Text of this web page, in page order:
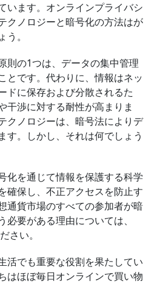
います。オンラインプライバシ
クノロジーと暗号化の方法はが
。
則の1つは、データの集中管理
とです。代わりに、情報はネッ
ドに保存および分散されるた
干渉に対する耐性が高まりま
クノロジーは、暗号法によりデ
す。しかし、それは何でしょう
化を通じて情報を保護する科学
確保し、不正アクセスを防止す
通貨市場のすべての参加者が暗
要がある理由については、
さい。
活でも重要な役割を果たしてい
はほぼ毎日オンラインで買い物